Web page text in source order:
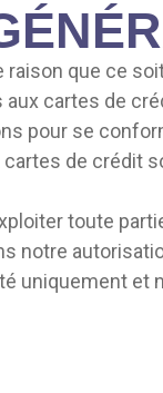
que ce
cartes de
pour se
de crédit
toute
notre
uniquement et